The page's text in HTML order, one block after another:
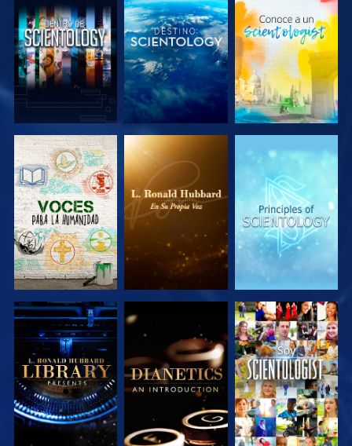
EXPLORA LAS
SERIES
EXPLORA LAS
SERIES
EXPLORA LAS
SERIES
EXPLORA LAS
SERIES
EXPLORA LAS
SERIES
VE